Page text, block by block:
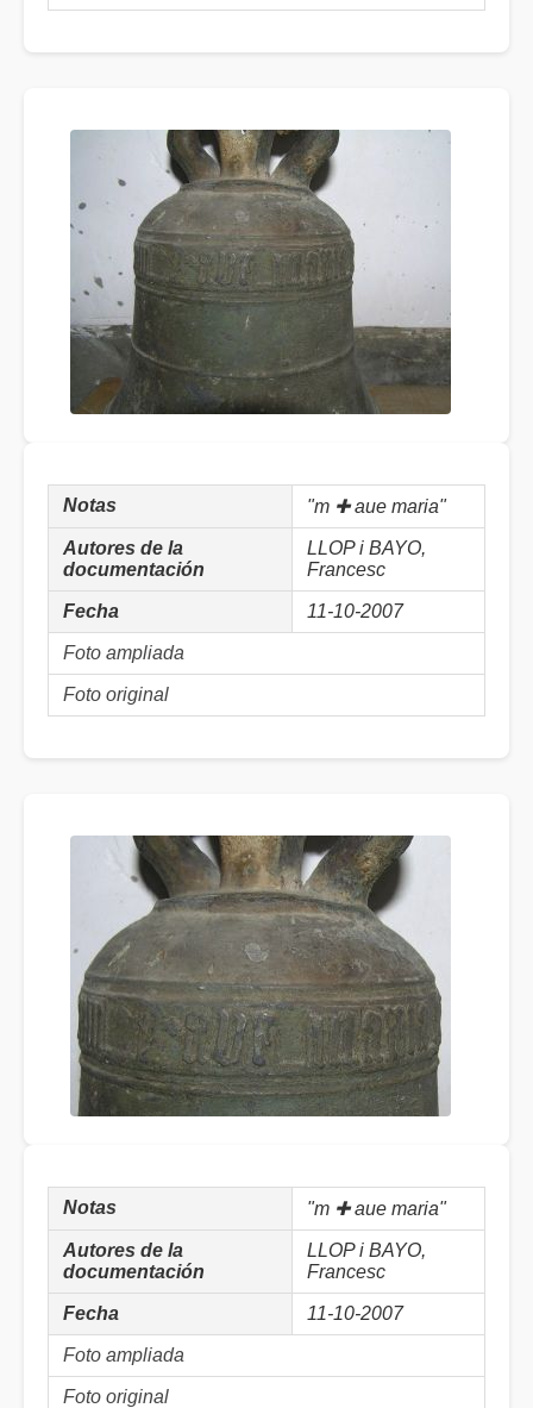
Notas "m ✚ aue maria"
Autores de la
documentación
LLOP i BAYO,
Francesc
Fecha 11-10-2007
Foto ampliada
Foto original
Notas "m ✚ aue maria"
Autores de la
documentación
LLOP i BAYO,
Francesc
Fecha 11-10-2007
Foto ampliada
Foto original